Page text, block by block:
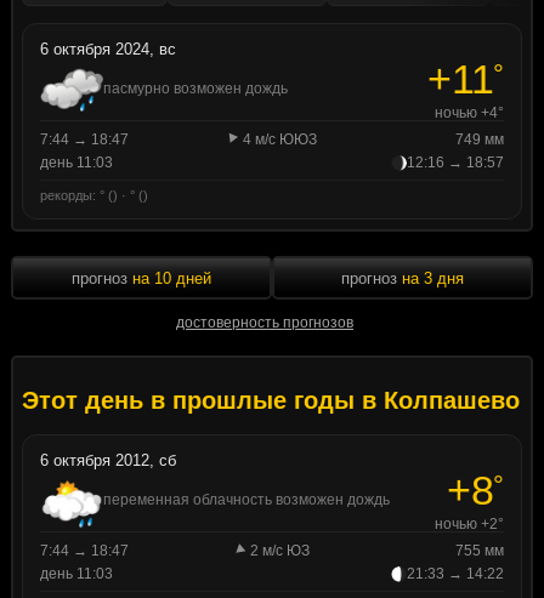
6 октября 2024, вс
пасмурно возможен дождь +11°
ночью +4°
7:44 → 18:47
4 м/с ЮЮЗ
749 мм
день 11:03
12:16 → 18:57
рекорды: ° () · ° ()
прогноз на 10 дней
достоверность прогнозов
прогноз на 3 дня
Этот день в прошлые годы в Колпашево
6 октября 2012, сб
переменная облачность возможен дождь +8°
ночью +2°
7:44 → 18:47
2 м/с ЮЗ
755 мм
день 11:03
21:33 → 14:22